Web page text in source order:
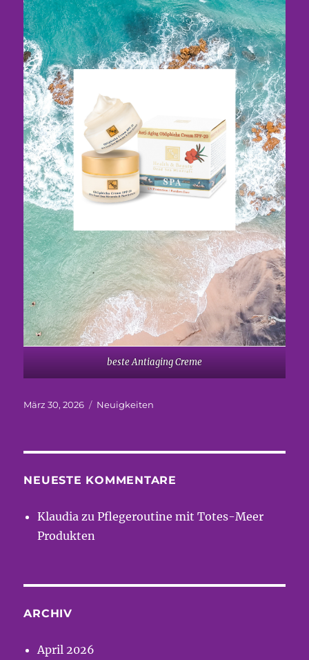
beste Antiaging Creme
Veröffentlicht
März 30, 2026 Kategorien
Neuigkeiten
NEUESTE KOMMENTARE
Klaudia zuPflegeroutine mit Totes-Meer
Produkten
ARCHIV
April 2026